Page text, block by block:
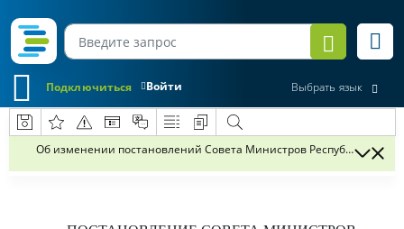
Войти
Подключиться Выбрать язык
Об изменении постановлений Совета Министров Республики